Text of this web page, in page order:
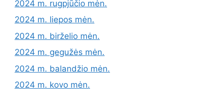
2024 m. rugpjūčio mėn.
2024 m. liepos mėn.
2024 m. birželio mėn.
2024 m. gegužės mėn.
2024 m. balandžio mėn.
2024 m. kovo mėn.